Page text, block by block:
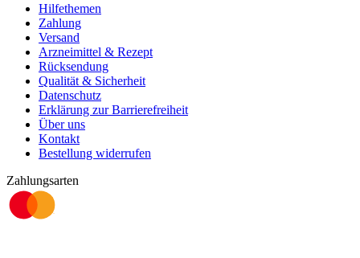
Hilfethemen
Zahlung
Versand
Arzneimittel & Rezept
Rücksendung
Qualität & Sicherheit
Datenschutz
Erklärung zur Barrierefreiheit
Über uns
Kontakt
Bestellung widerrufen
Zahlungsarten